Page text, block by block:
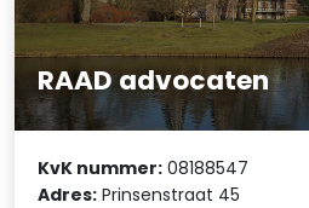
RAAD advocaten
KvK nummer: 08188547
Adres: Prinsenstraat 45